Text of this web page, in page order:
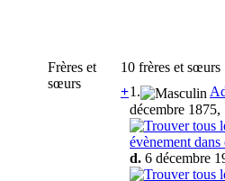
Frères et
sœurs
10 frères et sœurs
+1.
décembre
d. 6 décembre